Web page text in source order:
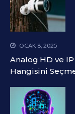
OCAK 8, 2025
Analog HD ve
Hangisini